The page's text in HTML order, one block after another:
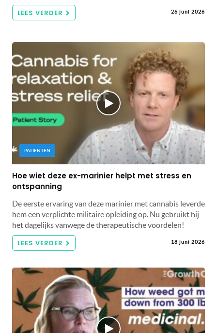
LEES VERDER 26 juni 2026
PATIËNTEN
Hoe wiet deze ex-marinier helpt met stress en
ontspanning
De eerste ervaring van deze marinier met cannabis leverde
hem een ​​verplichte militaire opleiding op. Nu gebruikt hij
het dagelijks vanwege de therapeutische voordelen!
LEES VERDER 18 juni 2026